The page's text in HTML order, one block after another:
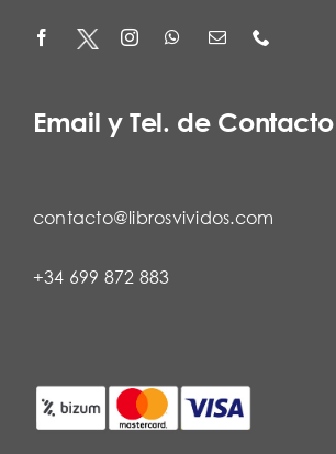
Email y Tel. de Contacto
contacto@librosvividos.com
+34 699 872 883